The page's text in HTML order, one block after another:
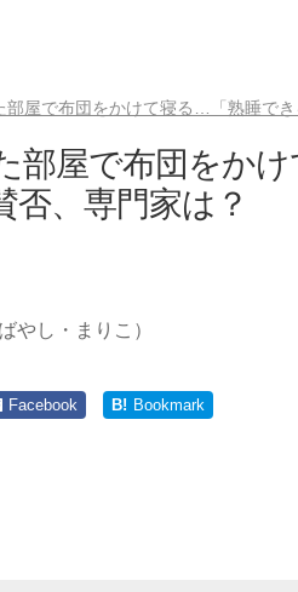
部屋で布団をかけて寝る…「熟睡で
部屋で布団をか
否、専門家は？
やし・まりこ）
Facebook B! Bookmark